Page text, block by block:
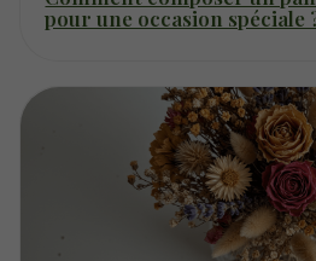
pour une occasion spéciale